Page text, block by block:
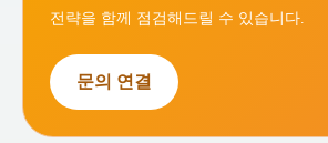
전략을 함께 점검해드릴 수 있습니다.
문의 연결